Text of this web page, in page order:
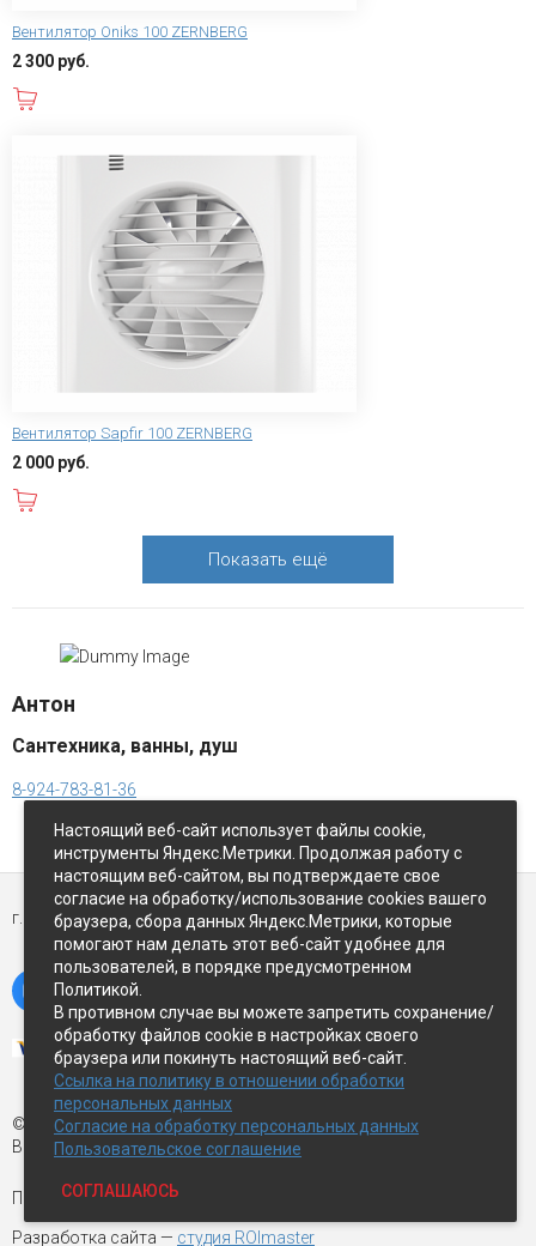
Вентилятор Oniks 100 ZERNBERG
2 300 руб.
Вентилятор Sapfir 100 ZERNBERG
2 000 руб.
Показать ещё
Антон
Сантехника, ванны, душ
8-924-783-81-36
г. Петропавловск-Камчатский,ул Восточное-шоссе, д.5
© Экспострой, 2026 г.
Все права защищены
Письмо директору:manager1@expopk.ru
Разработка сайта — студия ROImaster
Настоящий веб-сайт использует файлы cookie,
инструменты Яндекс.Метрики. Продолжая работу с
настоящим веб-сайтом, вы подтверждаете свое
согласие на обработку/использование cookies вашего
браузера, сбора данных Яндекс.Метрики, которые
помогают нам делать этот веб-сайт удобнее для
пользователей, в порядке предусмотренном
Политикой.
В противном случае вы можете запретить сохранение/
обработку файлов cookie в настройках своего
браузера или покинуть настоящий веб-сайт.
Ссылка на политику в отношении обработки
персональных данных
Согласие на обработку персональных данных
Пользовательское соглашение
СОГЛАШАЮСЬ